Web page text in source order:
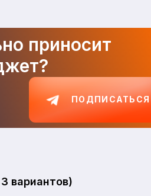
приносит
ПОДПИСАТЬСЯ
вариантов)